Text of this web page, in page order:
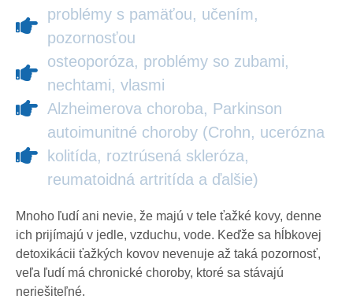
problémy s pamäťou, učením,
pozornosťou
osteoporóza, problémy so zubami,
nechtami, vlasmi
Alzheimerova choroba, Parkinson
autoimunitné choroby (Crohn, ucerózna
kolitída, roztrúsená skleróza,
reumatoidná artritída a ďalšie)
Mnoho ľudí ani nevie, že majú v tele ťažké kovy, denne
ich prijímajú v jedle, vzduchu, vode. Keďže sa hĺbkovej
detoxikácii ťažkých kovov nevenuje až taká pozornosť,
veľa ľudí má chronické choroby, ktoré sa stávajú
neriešiteľné.